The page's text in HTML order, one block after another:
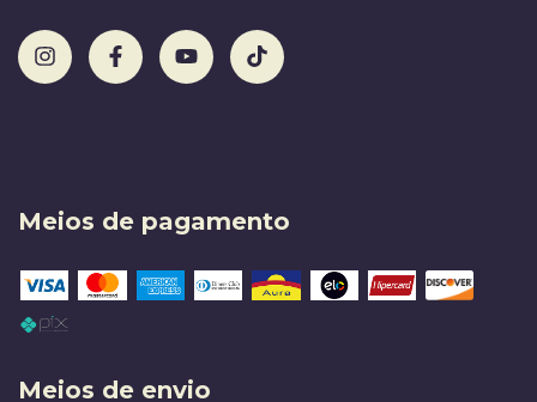
Meios de pagamento
Meios de envio